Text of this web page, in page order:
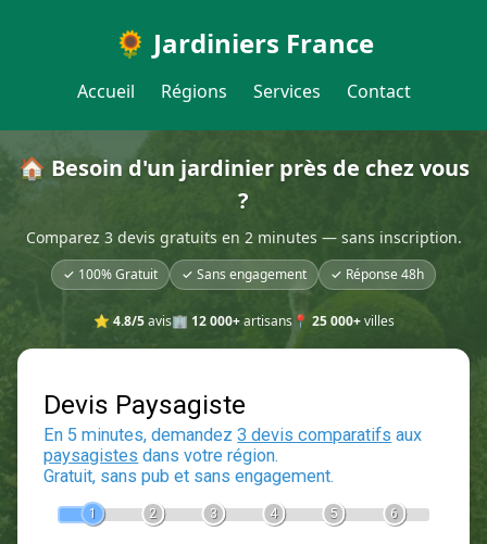
🌻 Jardiniers France
Accueil Régions Services Contact
🏠 Besoin d'un jardinier près de chez vous
?
Comparez 3 devis gratuits en 2 minutes — sans inscription.
✓ 100% Gratuit ✓ Sans engagement ✓ Réponse 48h
⭐ 4.8/5avis🏢 12 000+artisans📍 25 000+villes
Devis Paysagiste
En 5 minutes, demandez3 devis comparatifs